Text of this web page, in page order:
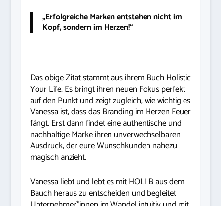
„Erfolgreiche Marken entstehen nicht im
Kopf, sondern im Herzen!“
Das obige Zitat stammt aus ihrem Buch Holistic
Your Life. Es bringt ihren neuen Fokus perfekt
auf den Punkt und zeigt zugleich, wie wichtig es
Vanessa ist, dass das Branding im Herzen Feuer
fängt. Erst dann findet eine authentische und
nachhaltige Marke ihren unverwechselbaren
Ausdruck, der eure Wunschkunden nahezu
magisch anzieht.
Vanessa liebt und lebt es mit HOLI B aus dem
Bauch heraus zu entscheiden und begleitet